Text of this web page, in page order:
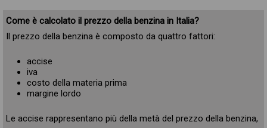
Come è calcolato il prezzo della benzina in Italia?
Il prezzo della benzina è composto da quattro fattori:
accise
iva
costo della materia prima
margine lordo
Le accise rappresentano più della metà del prezzo della benzina,